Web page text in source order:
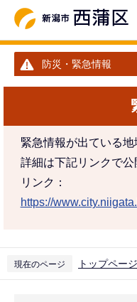
ジ
先
防災・緊急情報
緊急情報が出ている地
詳細は下記リンクで公
リンク：
https://
現在のページ トップページ